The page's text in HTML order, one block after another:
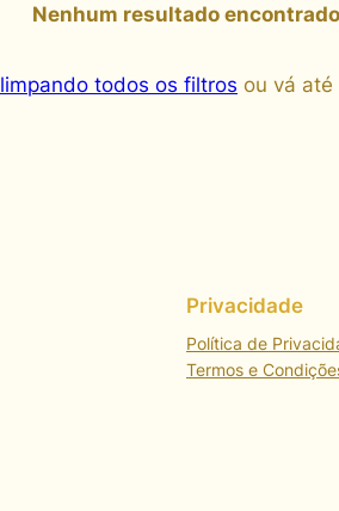
Nenhum resultado encontrado
limpando todos os filtros ou vá até
Privacidade
Política de
Termos e